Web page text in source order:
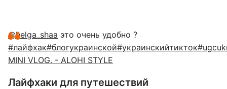
@helga_shaa это очень удобно ?
#лайфхак#блогукраинской#украинскийтикток
MINI VLOG. - ALOHI STYLE
Лайфхаки для путешествий